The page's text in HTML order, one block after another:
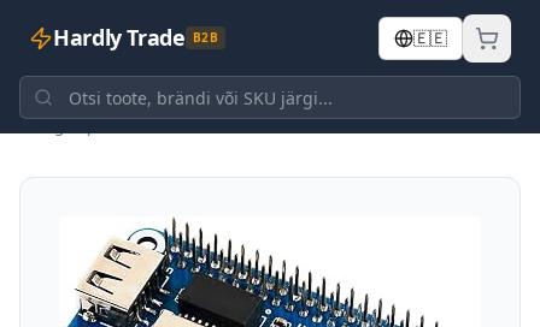
Hardly Trade B2B 🇪🇪
Tagasi poodi